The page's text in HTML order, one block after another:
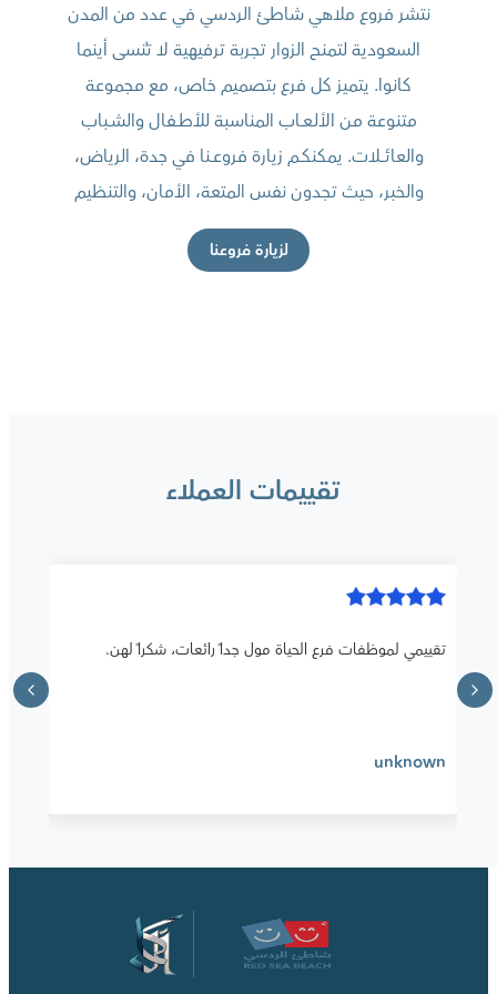
نتشر فروع ملاهي شاطئ الردسي في عدد من المدن
السعودية لتمنح الزوار تجربة ترفيهية لا تُنسى أينما
كانوا. يتميز كل فرع بتصميم خاص، مع مجموعة
متنوعة مـن الألـعــاب المناسبة للأطــفال والشــباب
والعائــــلات. يمكنكــم زيارة فروعــنا في جدة، الرياض،
والخبر، حيث تجدون نفس المتعة، الأمان، والتنظيم
لزيارة فروعنا
تقييمات العملاء
تقييمي لموظفات فرع الحياة مول جداً رائعات، شكراً لهن.
unknown